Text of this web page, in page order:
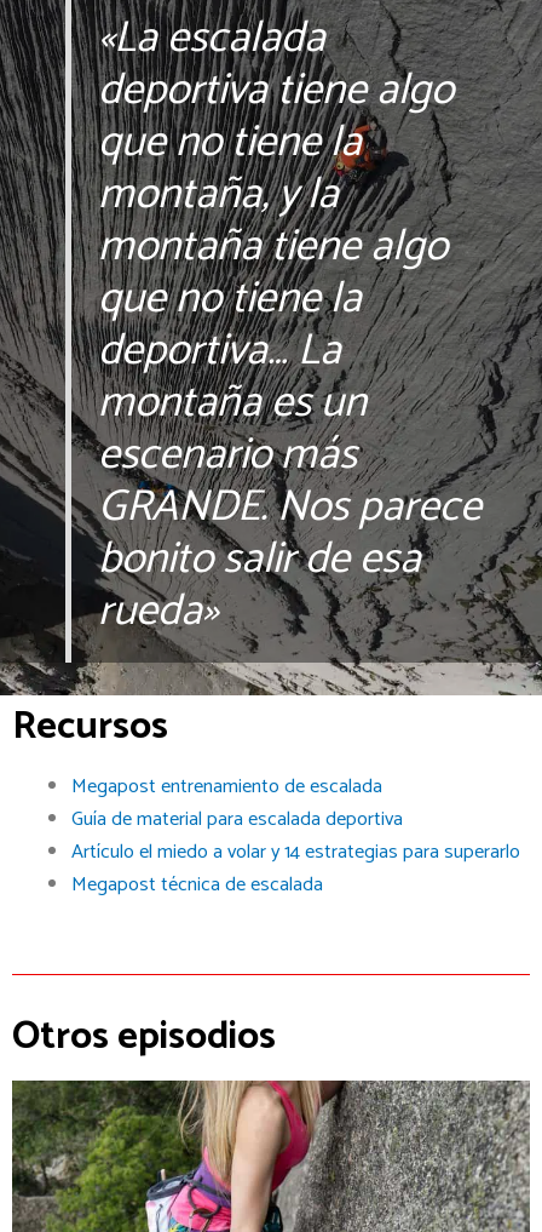
«La escalada
deportiva tiene algo
que no tiene la
montaña, y la
montaña tiene algo
que no tiene la
deportiva… La
montaña es un
escenario más
GRANDE. Nos parece
bonito salir de esa
rueda»
Recursos
Megapost entrenamiento de escalada
Guía de material para escalada deportiva
Artículo el miedo a volar y 14 estrategias para superarlo
Megapost técnica de escalada
Otros episodios